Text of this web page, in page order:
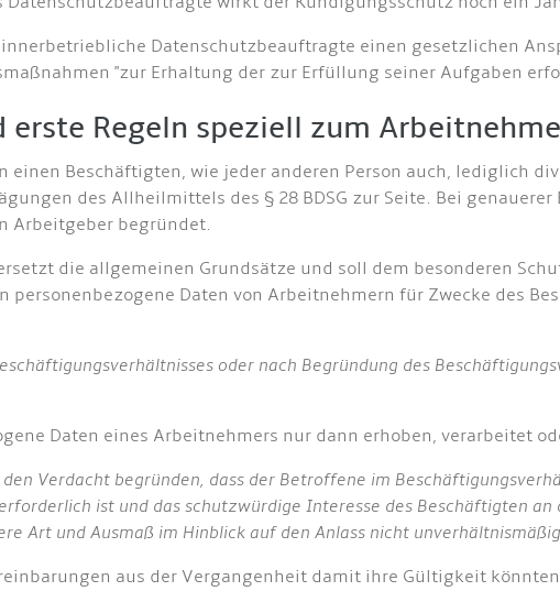
Datenschutzbeauftragte einen gesetzlichen
"zur Erhaltung der zur Erfüllung seiner Aufgaben
erste Regeln speziell zum
einen Beschäftigten, wie jeder anderen Person auch, lediglich
des Allheilmittels des § 28 BDSG zur Seite. Bei
Arbeitgeber begründet.
die allgemeinen Grundsätze und soll dem besonderen
Daten von Arbeitnehmern für Zwecke des
oder nach Begründung des
Daten eines Arbeitnehmers nur dann erhoben, verarbeitet
Verdacht begründen, dass der Betroffene im
ist und das schutzwürdige Interesse des Beschäftigten an
Art und Ausmaß im Hinblick auf den Anlass nicht
aus der Vergangenheit damit ihre Gültigkeit